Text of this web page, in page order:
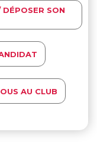
DÉPOSER SON
AU CLUB